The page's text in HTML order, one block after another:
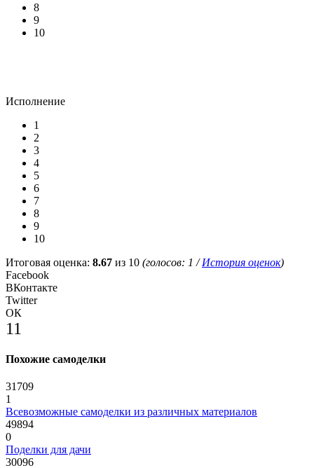
8
9
10
Исполнение
1
2
3
4
5
6
7
8
9
10
Итоговая оценка: 8.67 из 10 (голосов: 1 /История оценок)
Facebook
ВКонтакте
Twitter
ОК
11
Похожие самоделки
31709
1
Всевозможные самоделки из различных материалов
49894
0
Поделки для дачи
30096